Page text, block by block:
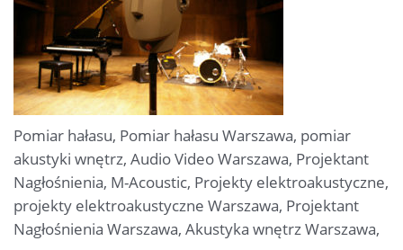
Pomiar hałasu, Pomiar hałasu Warszawa, pomiar
akustyki wnętrz, Audio Video Warszawa, Projektant
Nagłośnienia, M-Acoustic, Projekty elektroakustyczne,
projekty elektroakustyczne Warszawa, Projektant
Nagłośnienia Warszawa, Akustyka wnętrz Warszawa,